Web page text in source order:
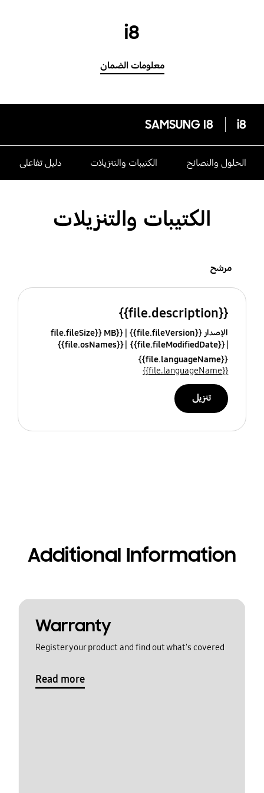
i8
معلومات الضمان
i8
SAMSUNG I8
الحلول والنصائح الكتيبات والتنزيلات دليل تفاعلى
الكتيبات والتنزيلات
مرشح
{{file.description}}
الإصدار {{file.fileVersion}}
{{file.fileSize}} MB
{{file.fileModifiedDate}}
{{file.osNames}}
{{file.languageName}}
{{file.languageName}}
تنزيل
Additional Information
Warranty
Register your product and find out what's covered
Read more